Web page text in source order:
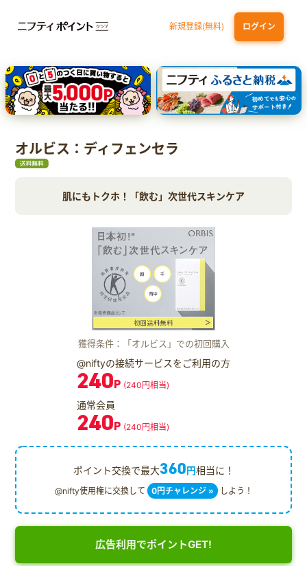
新規登録(無料) ログイン
三井住友カード（NL）オーロラデザイン
【三井住友銀行口座お持ちの方専用】Olive口座切替 P-one Wiz
ライフカードビジネスライトプラス dカード
オルビス：ディフェンセラ
肌にもトクホ！「飲む」次世代スキンケア
獲得条件：「オルビス」での初回購入
@niftyの接続サービスをご利用の方
240P (240円相当)
通常会員
240P (240円相当)
ポイント交換で最大360円相当に！
@nifty使用権に交換して 0円チャレンジ » しよう！
広告利用でポイントGET!